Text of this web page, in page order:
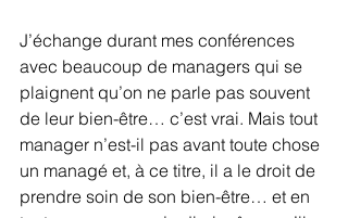
J’échange durant mes conférences
avec beaucoup de managers qui se
plaignent qu’on ne parle pas souvent
de leur bien-être… c’est vrai. Mais tout
manager n’est-il pas avant toute chose
un managé et, à ce titre, il a le droit de
prendre soin de son bien-être… et en